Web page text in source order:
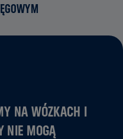
NA WÓZKACH I
NIE MOGĄ